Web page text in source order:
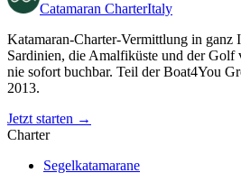
Catamaran CharterItaly
Katamaran-Charter-Vermittlung in
Sardinien, die Amalfiküste und der
nie sofort buchbar. Teil der Boat4You
2013.
Jetzt starten →
Charter
Segelkatamarane